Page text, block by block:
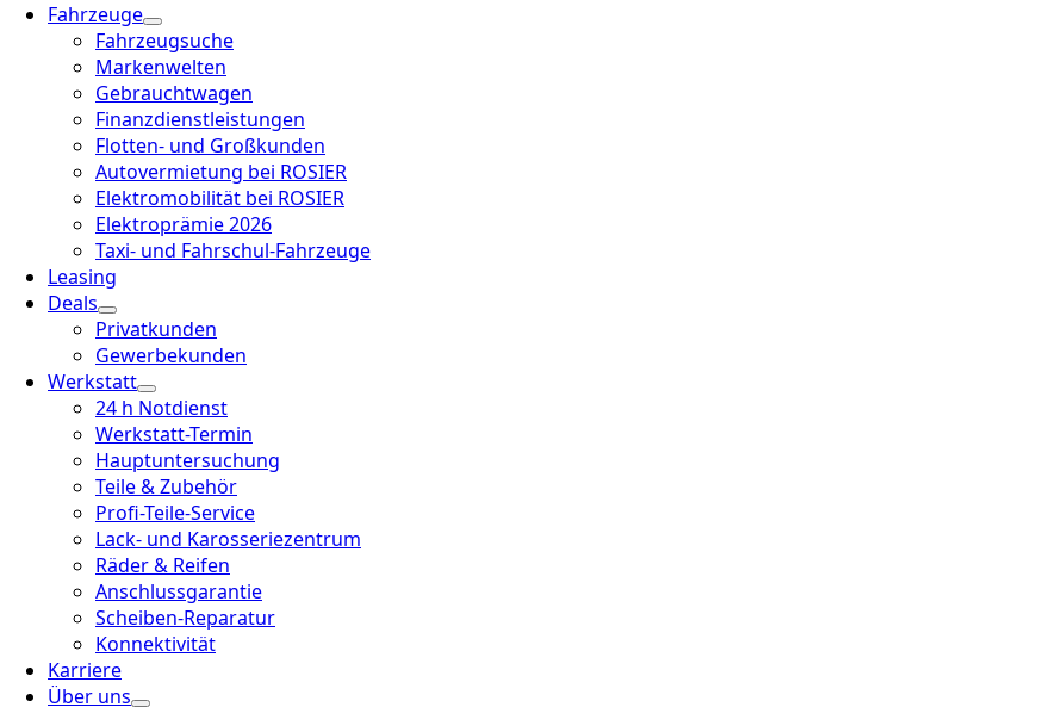
Fahrzeuge
Fahrzeugsuche
Markenwelten
Gebrauchtwagen
Finanzdienstleistungen
Flotten- und Großkunden
Autovermietung bei ROSIER
Elektromobilität bei ROSIER
Elektroprämie 2026
Taxi- und Fahrschul-Fahrzeuge
Leasing
Deals
Privatkunden
Gewerbekunden
Werkstatt
24 h Notdienst
Werkstatt-Termin
Hauptuntersuchung
Teile & Zubehör
Profi-Teile-Service
Lack- und Karosseriezentrum
Räder & Reifen
Anschlussgarantie
Scheiben-Reparatur
Konnektivität
Karriere
Über uns